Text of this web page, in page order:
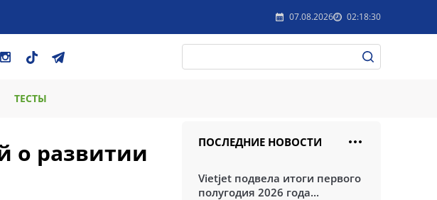
07.08.2026 02:18:30
ТЕСТЫ
о развитии ПОСЛЕДНИЕ НОВОСТИ
Vietjet подвела итоги первого
полугодия 2026 года...